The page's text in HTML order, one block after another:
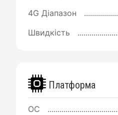
4G Діапазон
Швидкість
Платформа
ОС